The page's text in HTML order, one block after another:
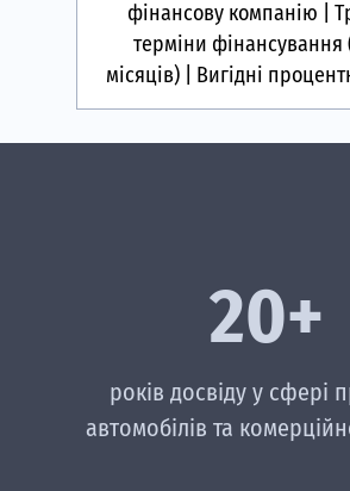
фінансову компанію |
терміни фінансування
місяців) | Вигідні
20+
років досвіду у сфері
автомобілів та